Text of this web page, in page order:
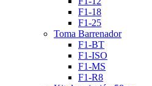
F1-18
F1-25
Toma Barrenador
F1-BT
F1-ISO
F1-MS
F1-R8